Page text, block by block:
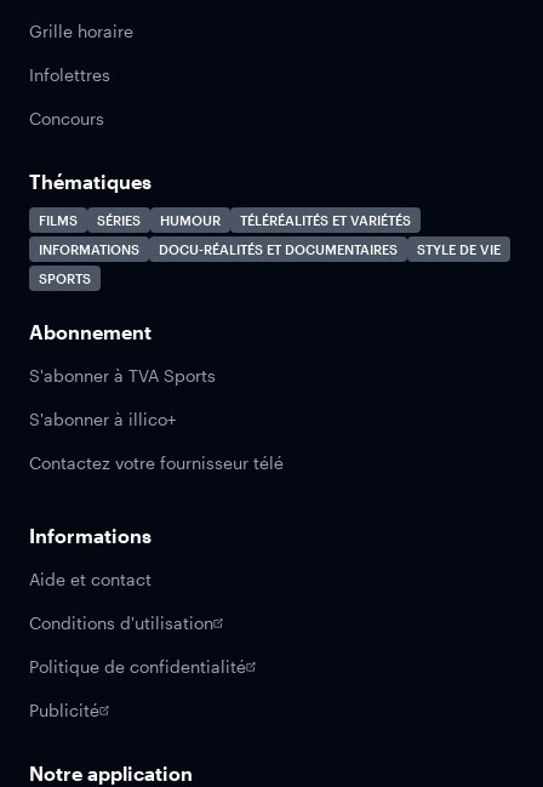
Grille horaire
Infolettres
Concours
Thématiques
FILMS SÉRIES HUMOUR
TÉLÉRÉALITÉS ET VARIÉTÉS
INFORMATIONS
DOCU-RÉALITÉS ET DOCUMENTAIRES
STYLE DE VIE
SPORTS
Abonnement
S'abonner à TVA Sports
S'abonner à illico+
Contactez votre fournisseur télé
Informations
Aide et contact
Conditions d'utilisation
Politique de confidentialité
Publicité
Notre application